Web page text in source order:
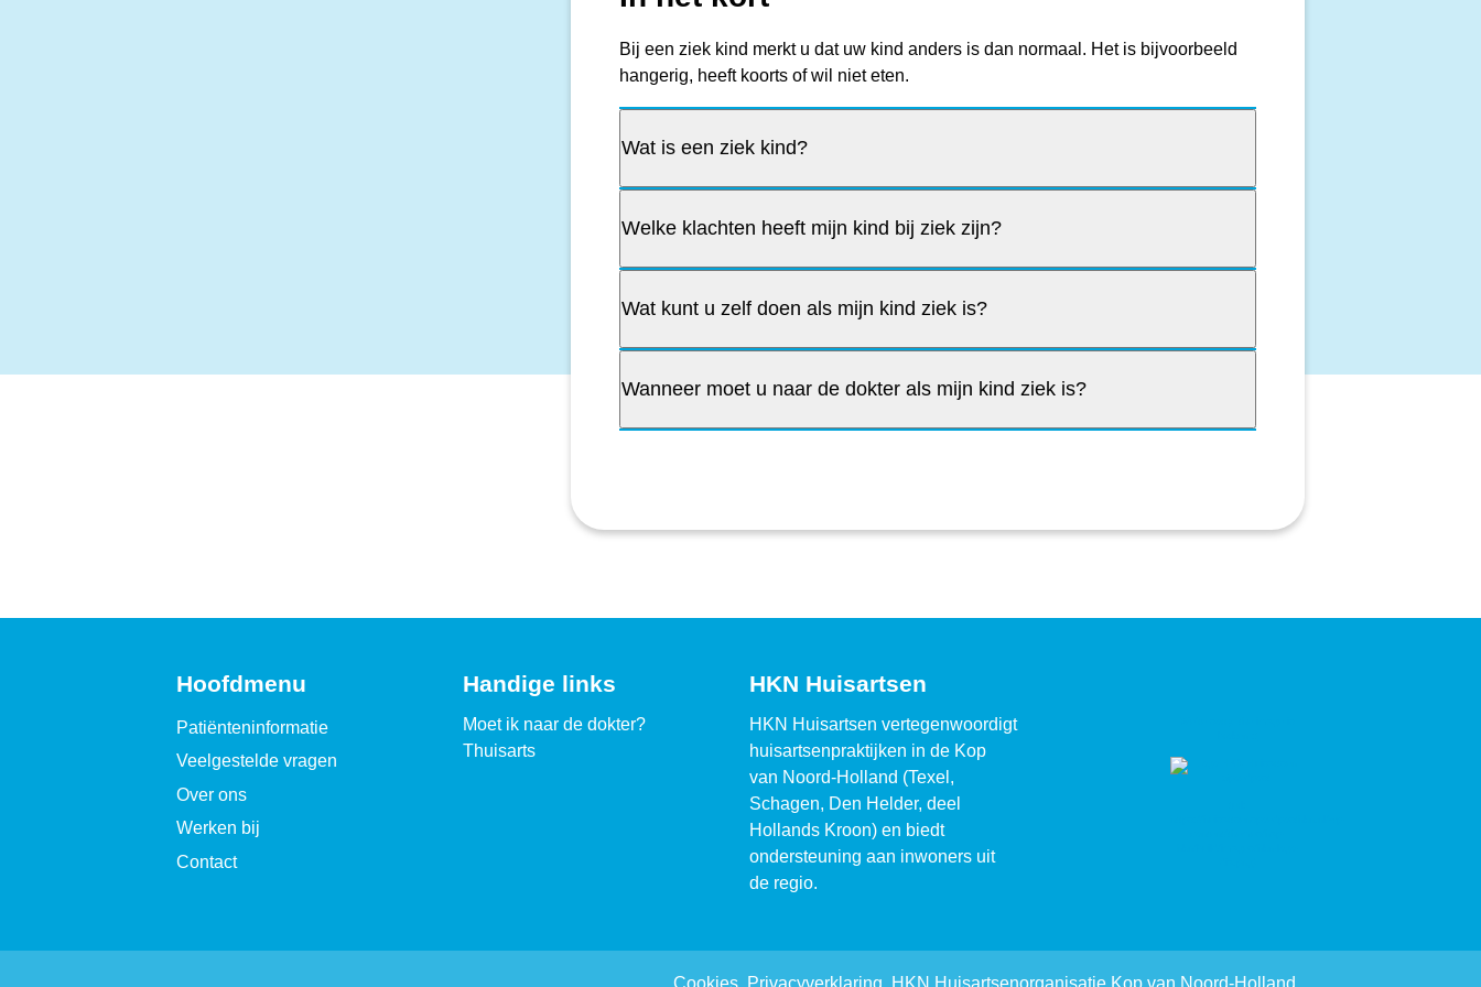
Bij een ziek kind merkt u dat uw kind anders is dan normaal. Het is bijvoorbeeld
hangerig, heeft koorts of wil niet eten.
Wat is een ziek kind?
Welke klachten heeft mijn kind bij ziek zijn?
Wat kunt u zelf doen als mijn kind ziek is?
Wanneer moet u naar de dokter als mijn kind ziek is?
Hoofdmenu
Patiënteninformatie
Veelgestelde vragen
Over ons
Werken bij
Contact
Handige links
Moet ik naar de dokter?
Thuisarts
HKN Huisartsen
HKN Huisartsen vertegenwoordigt
huisartsenpraktijken in de Kop
van Noord-Holland (Texel,
Schagen, Den Helder, deel
Hollands Kroon) en biedt
ondersteuning aan inwoners uit
de regio.
Cookies Privacyverklaring HKN Huisartsenorganisatie Kop van Noord-Holland